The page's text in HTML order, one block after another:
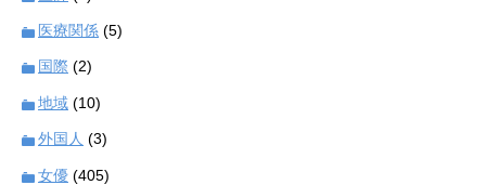
医療関係 (5)
国際 (2)
地域 (10)
外国人 (3)
女優 (405)